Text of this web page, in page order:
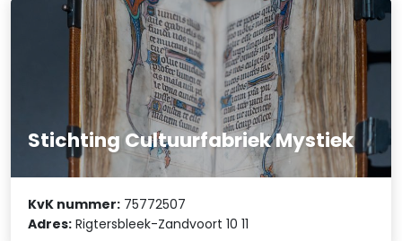
Stichting Cultuurfabriek Mystiek
KvK nummer: 75772507
Adres: Rigtersbleek-Zandvoort 10 11